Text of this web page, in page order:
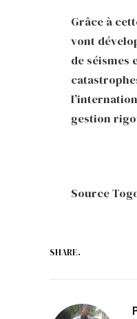
Grâce à
vont
de séismes
gestion
Source
SHARE.